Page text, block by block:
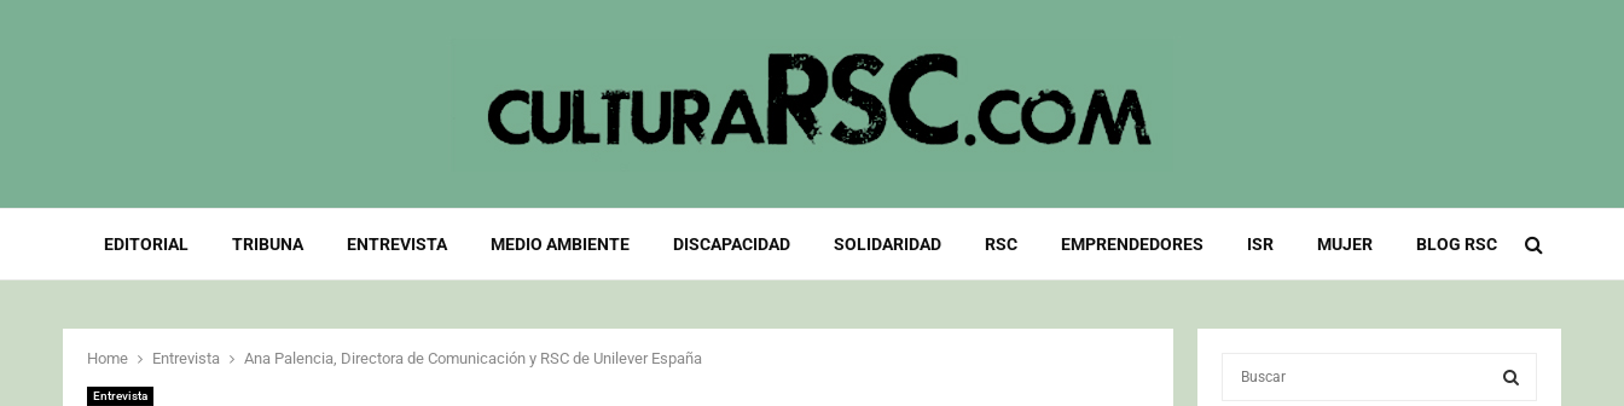
EDITORIAL TRIBUNA ENTREVISTA MEDIO AMBIENTE DISCAPACIDAD SOLIDARIDAD RSC EMPRENDEDORES ISR MUJER BLOG RSC
Home Entrevista Ana Palencia, Directora de Comunicación y RSC de Unilever España
Entrevista